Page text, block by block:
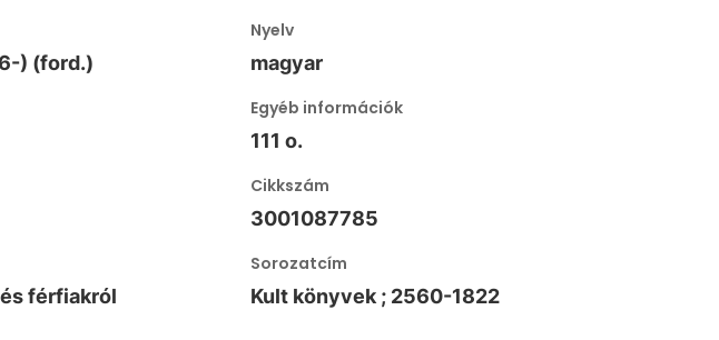
) (ford.)
Nyelv
magyar
Egyéb információk
111 o.
Cikkszám
3001087785
férfiakról
Sorozatcím
Kult könyvek ; 2560-1822